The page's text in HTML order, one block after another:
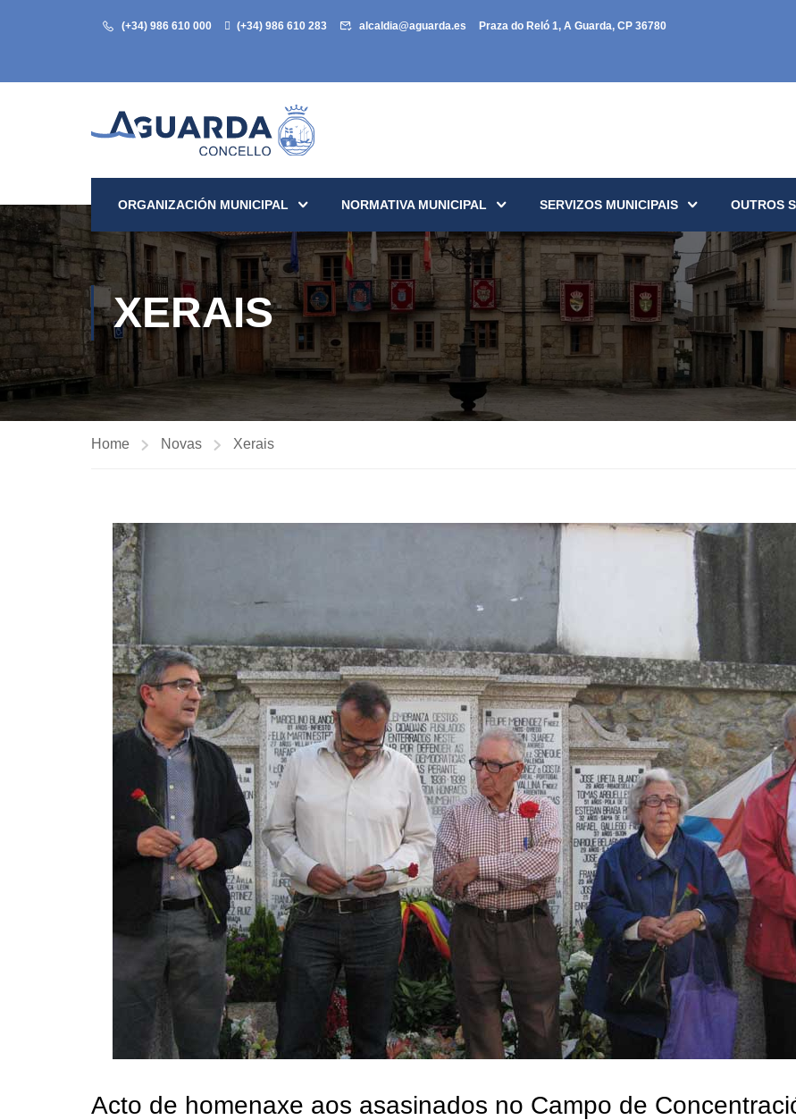
(+34) 986 610 000 (+34) 986 610 283 alcaldia@aguarda.es Praza do Reló 1, A Guarda, CP 36780
ORGANIZACIÓN MUNICIPAL NORMATIVA MUNICIPAL SERVIZOS MUNICIPAIS OUTROS
XERAIS
Home Novas Xerais
Acto de homenaxe aos asasinados no Campo de